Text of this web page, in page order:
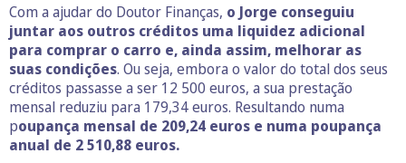
Com a ajudar do Doutor Finanças, o Jorge conseguiu
juntar aos outros créditos uma liquidez adicional
para comprar o carro e, ainda assim, melhorar as
suas condições. Ou seja, embora o valor do total dos seus
créditos passasse a ser 12 500 euros, a sua prestação
mensal reduziu para 179,34 euros. Resultando numa
poupança mensal de 209,24 euros e numa poupança
anual de 2 510,88 euros.